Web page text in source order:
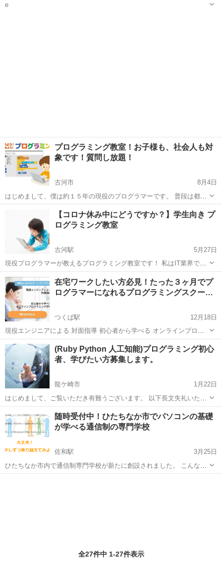
e
プログラミング教室！お子様も、社会人も対
象です！質問し放題！
古河市
8月4日
はじめまして、僕は約１５年の現役のプログラマーです。 普段は都内
でSEをしています。 過去には専門学生や、学校の先生、 小中学校の
生徒にパソコンインストラクターをしておりましたので 教えることに
ついても、経験豊富...
プログラミング
【コロナ休み中にどうですか？】学生向き プ
ログラミング教室
古河駅
5月27日
現役プログラマーが教えるプログラミング教室です！ 私はIT業界で14
年以上、働く現役のプログラマー兼システムエンジニアです。 楽しく
プログラミングしませんか？ 小学生、中学生、大学生、大人など、 誰
にでも、プログ...
茨城 古河市 古河駅 プログラミング 子ども
在宅ワークしたい方必見！たった３ヶ月でプ
ログラマーになれるプログラミングスクー…
つくば駅
12月18日
現役エンジニアによる 対面指導 初心者から学べる オンラインプログ
ラミング学習 【短期間でプログラミング基礎習得】 平均受講期間は3
ヶ月。現役エンジニア監修のオリジナル教材で学習するので戦力にな
れる技術が短...
茨城 つくば市 つくば駅 プログラミング
(Ruby Python 人工知能)プログラミング初心
者、学びたい方募集します。
龍ケ崎市
1月22日
はじめまして、ご覧いただき有難うございます。 以下長文失礼いたし
ます。 今回プログラミングを学びたい、初心者の方を募集いたしま
す！ 今回の募集内容は、 ・学びたいことに応じてサポート、マンツー
マンでの週1回の...
龍ケ崎市 プログラミング Python
随時受付中！ひたちなか市でパソコンの基礎
が学べる通信制の専門学校
佐和駅
3月25日
ひたちなか市内で通信制専門学校が新たに創設されました。 こんな方
にオススメです↓ ・高校卒業後の進路先・就職先が決まってない ・専
全27件中 1-27件表示